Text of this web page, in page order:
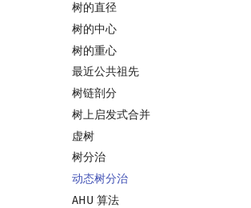
树的直径
树的中心
树的重心
最近公共祖先
树链剖分
树上启发式合并
虚树
树分治
动态树分治
AHU 算法